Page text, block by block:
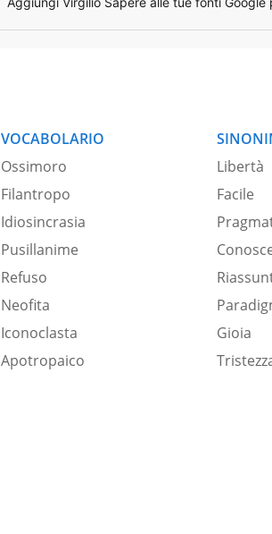
VOCABOLARIO
Ossimoro
Filantropo
Idiosincrasia
Pusillanime
Refuso
Neofita
Iconoclasta
Apotropaico
Libertà
Facile
Gioia